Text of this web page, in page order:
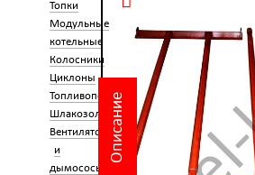
Топки
Модульные
котельные
Колосники
Циклоны
Топливоподача
Шлакозолоудаление
Вентиляторы
и
дымососы
Описание